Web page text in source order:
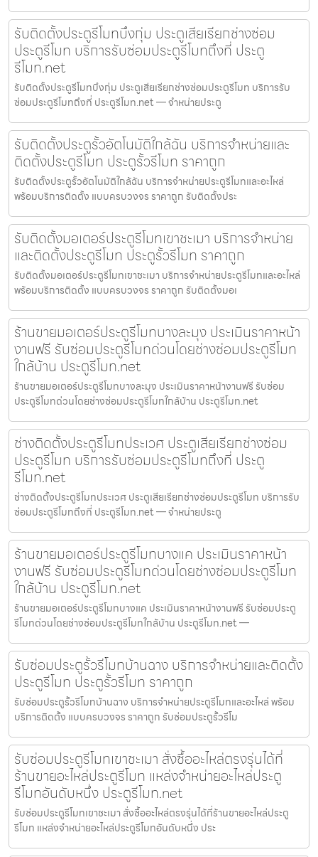
รับติดตั้งประตูรีโมทบึงกุ่ม ประตูเสียเรียกช่างซ่อม
ประตูรีโมท บริการรับซ่อมประตูรีโมทถึงที่ ประตู
รีโมท.net
รับติดตั้งประตูรีโมทบึงกุ่ม ประตูเสียเรียกช่างซ่อมประตูรีโมท บริการรับ
ซ่อมประตูรีโมทถึงที่ ประตูรีโมท.net — จำหน่ายประตู
รับติดตั้งประตูรั้วอัตโนมัติใกล้ฉัน บริการจำหน่ายและ
ติดตั้งประตูรีโมท ประตูรั้วรีโมท ราคาถูก
รับติดตั้งประตูรั้วอัตโนมัติใกล้ฉัน บริการจำหน่ายประตูรีโมทและอะไหล่
พร้อมบริการติดตั้ง แบบครบวงจร ราคาถูก รับติดตั้งประ
รับติดตั้งมอเตอร์ประตูรีโมทเขาชะเมา บริการจำหน่าย
และติดตั้งประตูรีโมท ประตูรั้วรีโมท ราคาถูก
รับติดตั้งมอเตอร์ประตูรีโมทเขาชะเมา บริการจำหน่ายประตูรีโมทและอะไหล่
พร้อมบริการติดตั้ง แบบครบวงจร ราคาถูก รับติดตั้งมอเ
ร้านขายมอเตอร์ประตูรีโมทบางละมุง ประเมินราคาหน้า
งานฟรี รับซ่อมประตูรีโมทด่วนโดยช่างซ่อมประตูรีโมท
ใกล้บ้าน ประตูรีโมท.net
ร้านขายมอเตอร์ประตูรีโมทบางละมุง ประเมินราคาหน้างานฟรี รับซ่อม
ประตูรีโมทด่วนโดยช่างซ่อมประตูรีโมทใกล้บ้าน ประตูรีโมท.net
ช่างติดตั้งประตูรีโมทประเวศ ประตูเสียเรียกช่างซ่อม
ประตูรีโมท บริการรับซ่อมประตูรีโมทถึงที่ ประตู
รีโมท.net
ช่างติดตั้งประตูรีโมทประเวศ ประตูเสียเรียกช่างซ่อมประตูรีโมท บริการรับ
ซ่อมประตูรีโมทถึงที่ ประตูรีโมท.net — จำหน่ายประตู
ร้านขายมอเตอร์ประตูรีโมทบางแค ประเมินราคาหน้า
งานฟรี รับซ่อมประตูรีโมทด่วนโดยช่างซ่อมประตูรีโมท
ใกล้บ้าน ประตูรีโมท.net
ร้านขายมอเตอร์ประตูรีโมทบางแค ประเมินราคาหน้างานฟรี รับซ่อมประตู
รีโมทด่วนโดยช่างซ่อมประตูรีโมทใกล้บ้าน ประตูรีโมท.net —
รับซ่อมประตูรั้วรีโมทบ้านฉาง บริการจำหน่ายและติดตั้ง
ประตูรีโมท ประตูรั้วรีโมท ราคาถูก
รับซ่อมประตูรั้วรีโมทบ้านฉาง บริการจำหน่ายประตูรีโมทและอะไหล่ พร้อม
บริการติดตั้ง แบบครบวงจร ราคาถูก รับซ่อมประตูรั้วรีโม
รับซ่อมประตูรีโมทเขาชะเมา สั่งซื้ออะไหล่ตรงรุ่นได้ที่
ร้านขายอะไหล่ประตูรีโมท แหล่งจำหน่ายอะไหล่ประตู
รีโมทอันดับหนึ่ง ประตูรีโมท.net
รับซ่อมประตูรีโมทเขาชะเมา สั่งซื้ออะไหล่ตรงรุ่นได้ที่ร้านขายอะไหล่ประตู
รีโมท แหล่งจำหน่ายอะไหล่ประตูรีโมทอันดับหนึ่ง ประ